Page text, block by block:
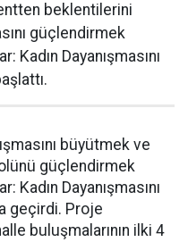
beklentilerini
güçlendirmek
Kadın Dayanışmasını
büyütmek ve
güçlendirmek
Kadın Dayanışmasını
geçirdi. Proje
buluşmalarının ilki 4